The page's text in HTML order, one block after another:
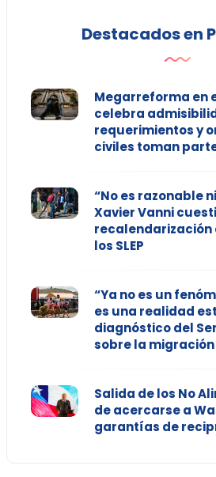
Destacados en
Megarreforma en
celebra
requerimientos y
civiles toman
“No es razonable
Xavier Vanni
recalendarización
los SLEP
“Ya no es un
es una realidad
diagnóstico del
sobre la migración
Salida de los No
de acercarse a
garantías de